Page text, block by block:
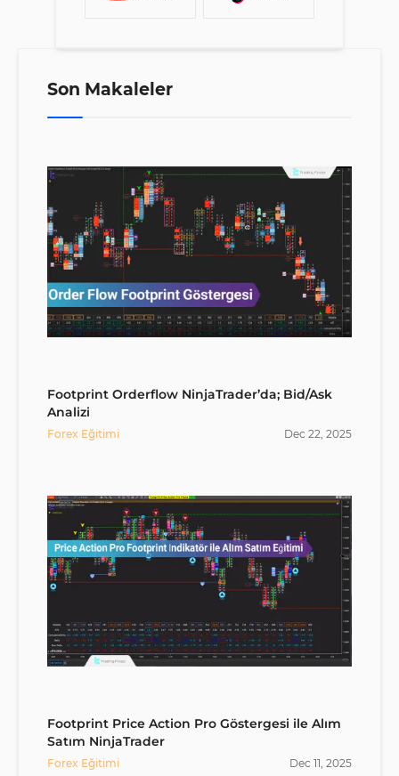
Son Makaleler
Footprint Orderflow NinjaTrader’da; Bid/Ask
Analizi
Forex Eğitimi Dec 22, 2025
Footprint Price Action Pro Göstergesi ile Alım
Satım NinjaTrader
Forex Eğitimi Dec 11, 2025